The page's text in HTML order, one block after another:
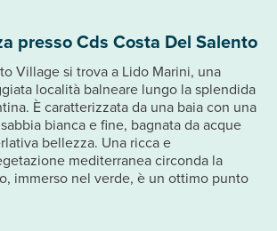
presso Cds Costa Del Salento
Village si trova a Lido Marini, una
località balneare lungo la splendida
È caratterizzata da una baia con una
bianca e fine, bagnata da acque
bellezza. Una ricca e
mediterranea circonda la
immerso nel verde, è un ottimo punto